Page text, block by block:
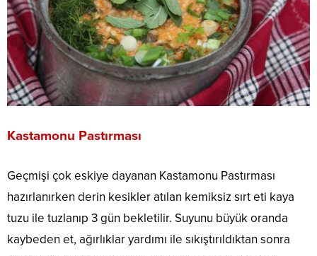
Kastamonu Pastırması
Geçmişi çok eskiye dayanan Kastamonu Pastırması
hazırlanırken derin kesikler atılan kemiksiz sırt eti kaya
tuzu ile tuzlanıp 3 gün bekletilir. Suyunu büyük oranda
kaybeden et, ağırlıklar yardımı ile sıkıştırıldıktan sonra